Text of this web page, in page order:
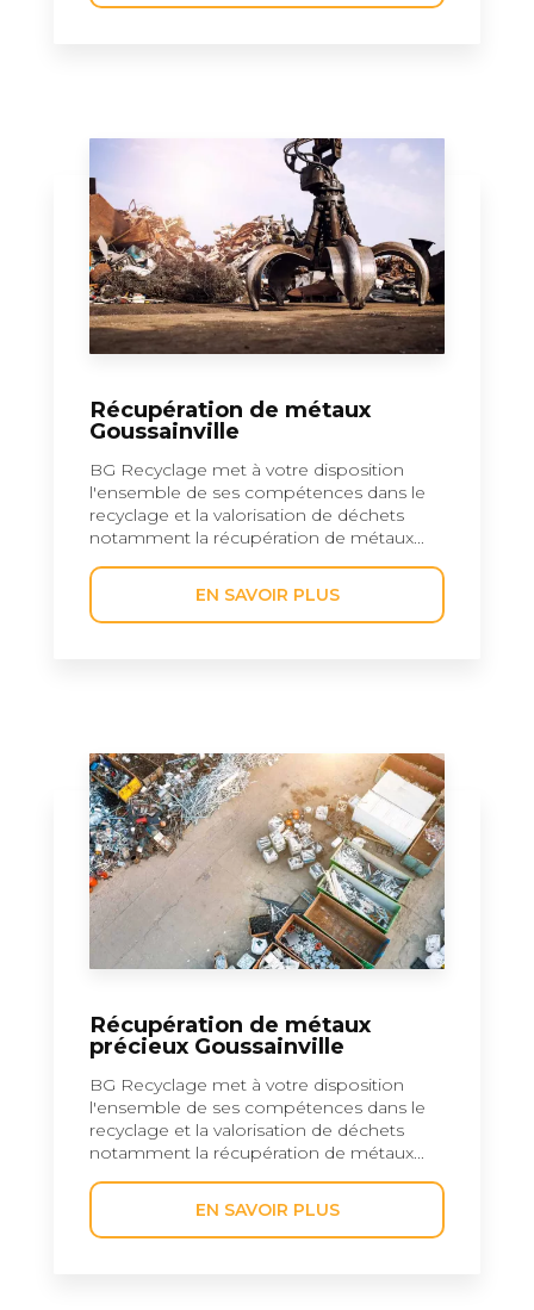
Récupération de métaux
Goussainville
BG Recyclage met à votre disposition
l'ensemble de ses compétences dans le
recyclage et la valorisation de déchets
notamment la récupération de métaux...
EN SAVOIR PLUS
Récupération de métaux
précieux Goussainville
BG Recyclage met à votre disposition
l'ensemble de ses compétences dans le
recyclage et la valorisation de déchets
notamment la récupération de métaux...
EN SAVOIR PLUS